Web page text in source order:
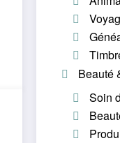
Beauté
Soin